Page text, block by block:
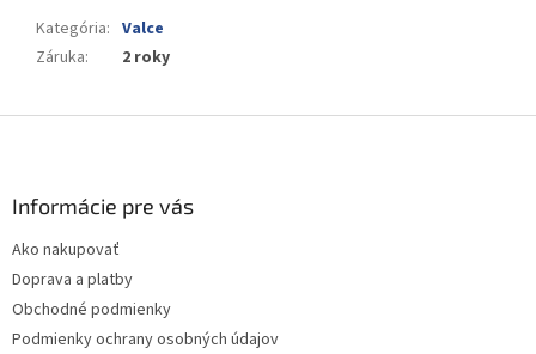
Kategória: Valce
Záruka: 2 roky
Informácie pre vás
Ako nakupovať
Doprava a platby
Obchodné podmienky
Podmienky ochrany osobných údajov